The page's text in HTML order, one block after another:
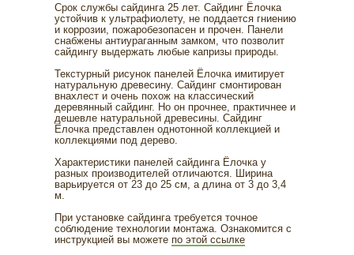
Срок службы сайдинга 25 лет. Сайдинг Ёлочка
устойчив к ультрафиолету, не поддается гниению
и коррозии, пожаробезопасен и прочен. Панели
снабжены антиураганным замком, что позволит
сайдингу выдержать любые капризы природы.
Текстурный рисунок панелей Ёлочка имитирует
натуральную древесину. Сайдинг смонтирован
внахлест и очень похож на классический
деревянный сайдинг. Но он прочнее, практичнее и
дешевле натуральной древесины. Сайдинг
Ёлочка представлен однотонной коллекцией и
коллекциями под дерево.
Характеристики панелей сайдинга Ёлочка у
разных производителей отличаются. Ширина
варьируется от 23 до 25 см, а длина от 3 до 3,4
м.
При установке сайдинга требуется точное
соблюдение технологии монтажа. Ознакомится с
инструкцией вы можете по этой ссылке
ознакомления и рассчитаны как средние цены по
регионам, где представлены офисы продаж Фасад
Сайт fasadmarket.com носит исключительно
информационный характер и ни при каких условиях
не является публичной офертой, определяемой
положениями ГК РФ.Подробнее
Точные цены и окончательная стоимость заказа будет
рассчитана менеджером по Вашему городу. Для
получения подробной информации о наличии,
стоимости материалов, характеристиках, пожалуйста,
обращайтесь в
офисы продаж